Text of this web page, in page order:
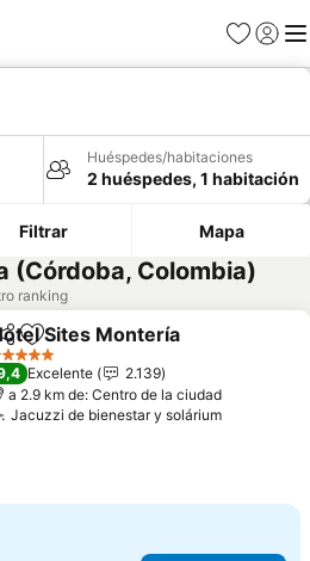
Favoritos
Iniciar
Huéspedes/habitaciones
2 huéspedes, 1 habitación
Filtrar Mapa
(Córdoba, Colombia)
ranking
Agregar a favoritos
Sites Montería
Excelente
2.139
a 2.9 km de: Centro de la ciudad
Jacuzzi de bienestar y solárium